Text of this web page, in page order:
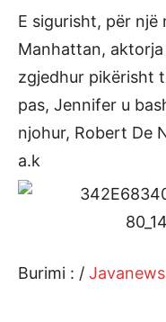
E sigurisht, për një
Manhattan, aktorja
zgjedhur pikërisht
pas, Jennifer u
njohur, Robert De
a.k
Burimi : /